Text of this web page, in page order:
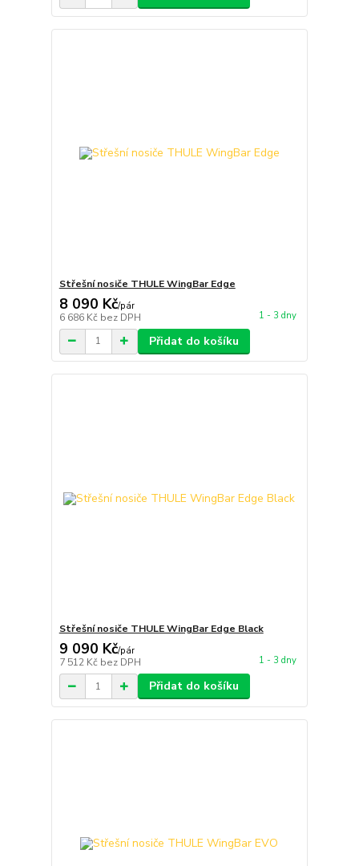
Střešní nosiče THULE WingBar Edge
8 090 Kč/pár
6 686 Kč bez DPH 1 - 3 dny
Přidat do košíku
Střešní nosiče THULE WingBar Edge Black
9 090 Kč/pár
7 512 Kč bez DPH 1 - 3 dny
Přidat do košíku